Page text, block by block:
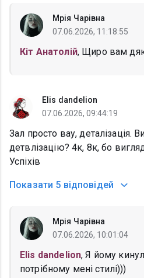
Мрія Чарівна
07.06.2026, 11:18:55
Кіт Анатолій, Щиро вам
Elis dandelion
07.06.2026, 09:44:19
Зал просто вау, деталізація.
детвлізацію? 4к, 8к, бо
Успіхів
Показати 5 відповідей
Мрія Чарівна
07.06.2026, 10:01:04
Elis dandelion, Я йому
потрібному мені стилі)))